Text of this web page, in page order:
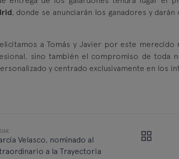
, donde se anunciarán los ganadores y
a Tomás y Javier por este
sino también el compromiso de toda
y centrado exclusivamente en los
Velasco, nominado al
a la Trayectoria